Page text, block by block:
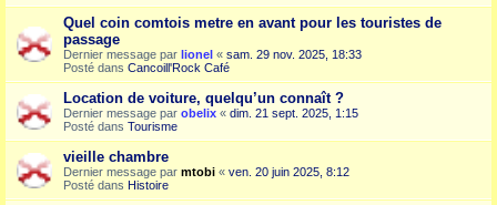
Quel coin comtois metre en avant pour les touristes de
passage
Dernier message par lionel « sam. 29 nov. 2025, 18:33
Posté dans Cancoill'Rock Café
Location de voiture, quelqu’un connaît ?
Dernier message par obelix « dim. 21 sept. 2025, 1:15
Posté dans Tourisme
vieille chambre
Dernier message par mtobi « ven. 20 juin 2025, 8:12
Posté dans Histoire